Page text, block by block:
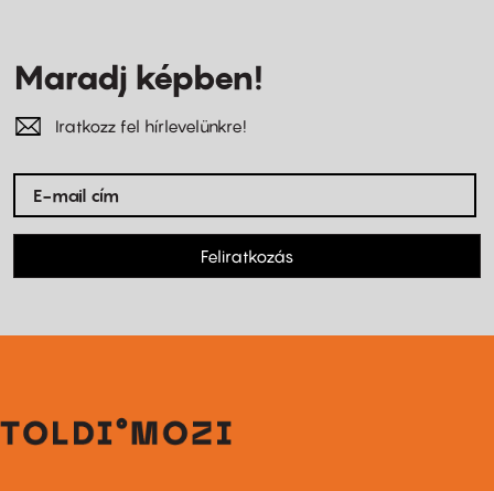
Maradj képben!
Iratkozz fel hírlevelünkre!
Feliratkozás